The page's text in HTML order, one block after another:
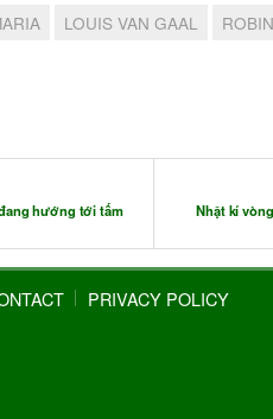
LOUIS VAN GAAL
hướng tới tấm
Nhật kí
PRIVACY POLICY